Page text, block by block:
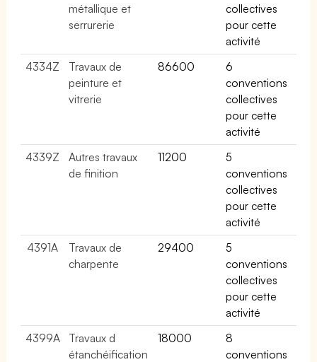
métallique et
serrurerie
collectives
pour cette
activité
4334Z
Travaux de
peinture et
vitrerie
86600
6
conventions
collectives
pour cette
activité
4339Z
Autres travaux
de finition
11200
5
conventions
collectives
pour cette
activité
4391A
Travaux de
charpente
29400
5
conventions
collectives
pour cette
activité
4399A
Travaux d
étanchéification
18000
8
conventions